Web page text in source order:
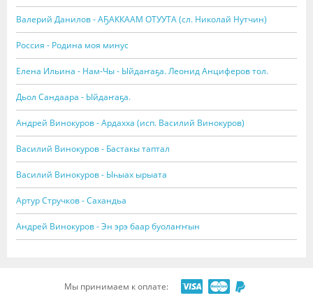
Валерий Данилов - АҔАККААМ ОТУУТА (сл. Николай Нутчин)
Россия - Родина моя минус
Елена Ильина - Нам-Чы - Ыйдаҥаҕа. Леонид Анциферов тол.
Дьол Сандаара - Ыйдаҥаҕа.
Андрей Винокуров - Ардахха (исп. Василий Винокуров)
Василий Винокуров - Бастакы таптал
Василий Винокуров - Ыһыах ырыата
Артур Стручков - Сахандьа
Андрей Винокуров - Эн эрэ баар буолаҥҥын
Мы принимаем к оплате: